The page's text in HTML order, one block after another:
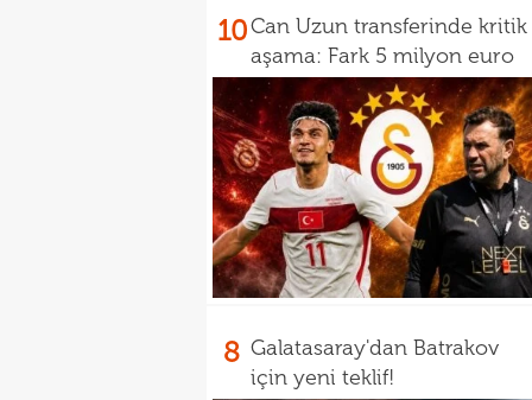
10Can Uzun transferinde kritik
aşama: Fark 5 milyon euro
8 Galatasaray'dan Batrakov
için yeni teklif!